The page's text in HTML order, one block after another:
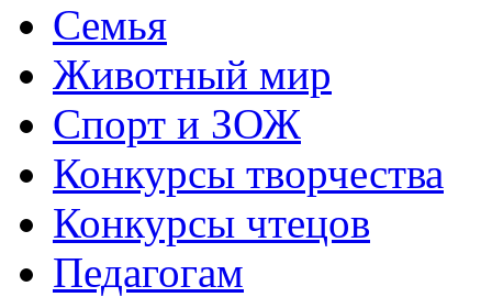
Семья
Животный мир
Спорт и ЗОЖ
Конкурсы творчества
Конкурсы чтецов
Педагогам